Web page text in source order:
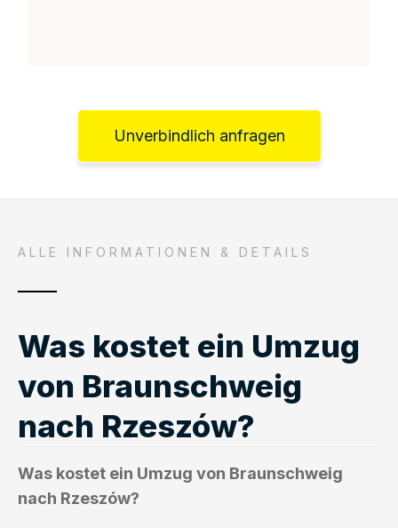
Unverbindlich anfragen
ALLE INFORMATIONEN & DETAILS
Was kostet ein Umzug
von Braunschweig
nach Rzeszów?
Was kostet ein Umzug von Braunschweig
nach Rzeszów?